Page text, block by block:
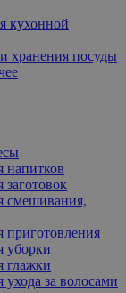
кухонной
хранения посуды
напитков
заготовок
смешивания,
приготовления
уборки
глажки
ухода за волосами